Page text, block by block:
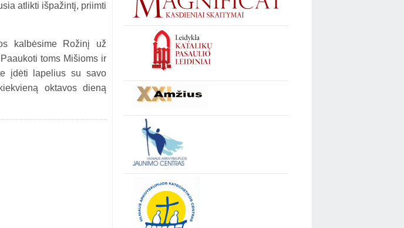
atlikti išpažintį, priimti
kalbėsime Rožinį už
toms Mišioms ir
įdėti lapelius su savo
oktavos dieną